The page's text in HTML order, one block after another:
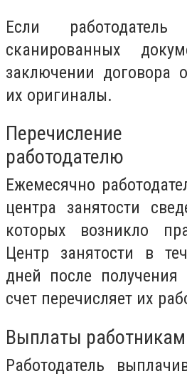
Если
сканированных
заключении договора
их оригиналы.
работодателю
Ежемесячно
центра занятости
которых возникло
Центр занятости в
дней после получения
счет перечисляет их
Выплаты работникам
Работодатель